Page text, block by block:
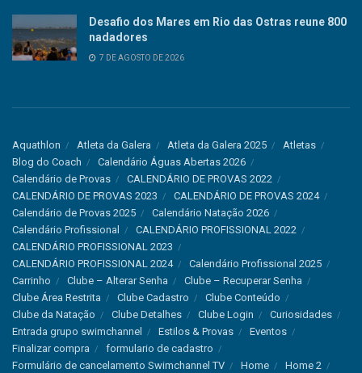
Desafio dos Mares em Rio das Ostras reune 800
nadadores
7 DE AGOSTO DE 2026
Aquathlon Atleta da Galera Atleta da Galera 2025
Atletas
Blog do Coach
Calendário Águas Abertas 2026
Calendário de Provas
CALENDÁRIO DE PROVAS 2022
CALENDÁRIO DE PROVAS 2023
CALENDÁRIO DE PROVAS 2024
Calendário de Provas 2025
Calendário Natação 2026
Calendário Profissional
CALENDÁRIO PROFISSIONAL 2022
CALENDÁRIO PROFISSIONAL 2023
CALENDÁRIO PROFISSIONAL 2024
Calendário Profissional 2025
Carrinho
Clube – Alterar Senha
Clube – Recuperar Senha
Clube Área Restrita
Clube Cadastro
Clube Conteúdo
Clube da Natação
Clube Detalhes Clube Login
Curiosidades
Entrada grupo swimchannel
Estilos & Provas
Eventos
Finalizar compra
formulario de cadastro
Formulário de cancelamento Swimchannel TV
Home Home 2